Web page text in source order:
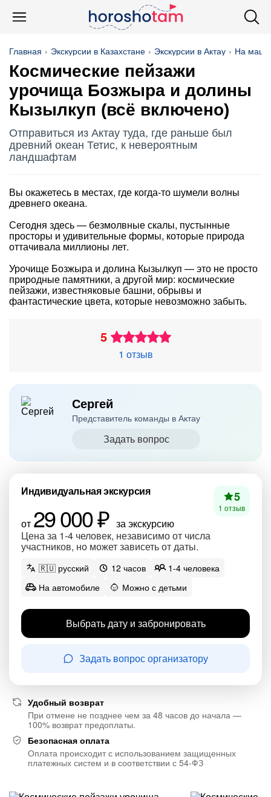
Главная Экскурсии в Казахстане Экскурсии в Актау На
Космические пейзажи
урочища Бозжыра и долины
Кызылкуп (всё включено)
Отправиться из Актау туда, где раньше был
древний океан Тетис, к невероятным
ландшафтам
Вы окажетесь в местах, где когда-то шумели волны
древнего океана.
Сегодня здесь — безмолвные скалы, пустынные
просторы и удивительные формы, которые природа
оттачивала миллионы лет.
Урочище Бозжыра и долина Кызылкуп — это не просто
природные памятники, а другой мир: космические
пейзажи, известняковые башни, обрывы и
фантастические цвета, которые невозможно забыть.
5
1 отзыв
Сергей
Представитель команды в Актау
Задать вопрос
Индивидуальная экскурсия
от 29 000 ₽ за экскурсию
Цена за 1-4 человек, независимо от числа
участников, но может зависеть от даты.
5
1 отзыв
🇷🇺 русский 12 часов
1-4 человека
На автомобиле
Можно с детьми
Выбрать дату и забронировать
Задать вопрос организатору
Удобный возврат
При отмене не позднее чем за 48 часов до начала —
100% возврат предоплаты.
Безопасная оплата
Оплата происходит с использованием защищенных
платежных систем и в соответствии с 54-ФЗ